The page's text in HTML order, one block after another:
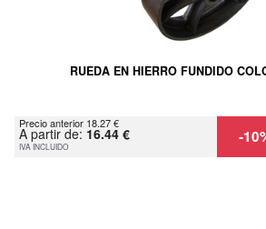
RUEDA EN HIERRO FUNDIDO
Precio anterior 18.27 €
A partir de: 16.44 €
IVA INCLUIDO -